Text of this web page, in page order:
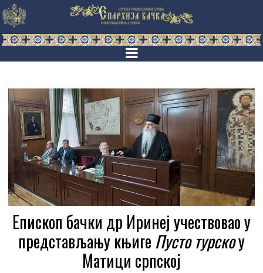
Епископ бачки др Иринеј учествовао у
представљању књиге Пусто турскоу
Матици српској